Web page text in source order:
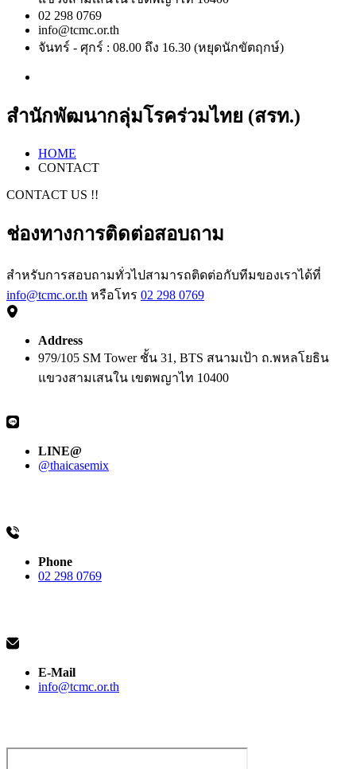
02 298 0769
info@tcmc.or.th
จันทร์ - ศุกร์ : 08.00 ถึง 16.30 (หยุดนักขัตฤกษ์)
สำนักพัฒนากลุ่มโรคร่วมไทย (สรท.)
HOME
CONTACT
CONTACT US !!
ช่องทางการติดต่อสอบถาม
สำหรับการสอบถามทั่วไปสามารถติดต่อกับทีมของเราได้ที่
info@tcmc.or.th หรือโทร 02 298 0769
Address
979/105 SM Tower ชั้น 31, BTS สนามเป้า ถ.พหลโยธิน
แขวงสามเสนใน เขตพญาไท 10400
LINE@
@thaicasemix
Phone
02 298 0769
E-Mail
info@tcmc.or.th